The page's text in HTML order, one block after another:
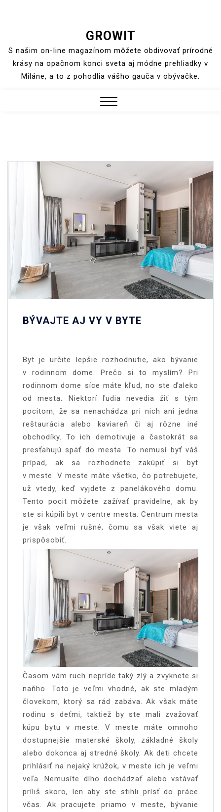
content
GROWIT
S našim on-line magazínom môžete obdivovať prírodné
krásy na opačnom konci sveta aj módne prehliadky v
Miláne, a to z pohodlia vášho gauča v obývačke.
BÝVAJTE AJ VY V BYTE
Byt je určite lepšie rozhodnutie, ako bývanie
v rodinnom dome. Prečo si to myslím? Pri
rodinnom dome síce máte kľud, no ste ďaleko
od mesta. Niektorí ľudia nevedia žiť s tým
pocitom, že sa nenachádza pri nich ani jedna
reštaurácia alebo kaviareň či aj rôzne iné
obchodíky.To ich demotivuje a častokrát sa
presťahujú späť do mesta. To nemusí byť váš
prípad, ak sa rozhodnete zakúpiť si byt
v meste. V meste máte všetko, čo potrebujete,
už vtedy, keď vyjdete z panelákového domu.
Tento pocit môžete zažívať pravidelne, ak by
ste si kúpili byt v centre mesta. Centrum mesta
je však veľmi rušné, čomu sa však viete aj
prispôsobiť.
Časom vám ruch nepríde taký zlý a zvyknete si
naňho. Toto je veľmi vhodné, ak ste mladým
človekom, ktorý sa rád zabáva. Ak však máte
rodinu s deťmi, taktiež by ste mali zvažovať
kúpu bytu v meste. V meste máte omnoho
dostupnejšie materské školy, základné školy
alebo dokonca aj stredné školy. Ak deti chcete
prihlásiť na nejaký krúžok, v meste ich je veľmi
veľa. Nemusíte dlho dochádzať alebo vstávať
príliš skoro, len aby ste stihli prísť do práce
včas. Ak pracujete priamo v meste, bývanie